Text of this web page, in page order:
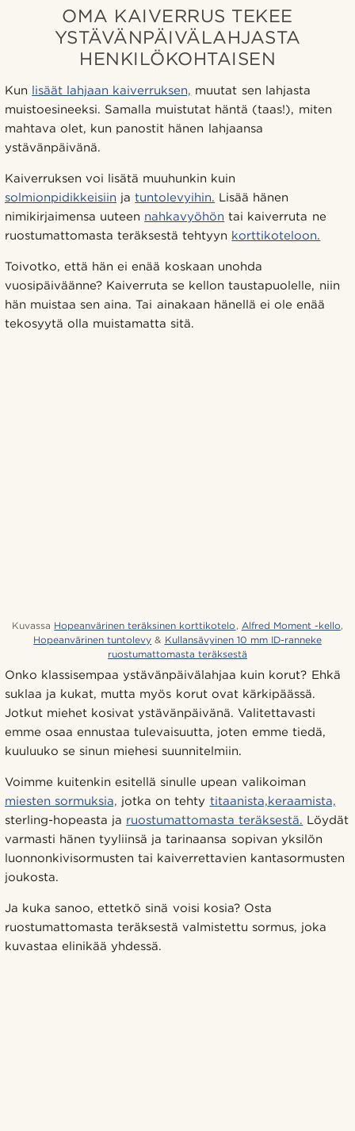
OMA KAIVERRUS TEKEE
YSTÄVÄNPÄIVÄLAHJASTA
HENKILÖKOHTAISEN
Kun lisäät lahjaan kaiverruksen, muutat sen lahjasta
muistoesineeksi. Samalla muistutat häntä (taas!), miten
mahtava olet, kun panostit hänen lahjaansa
ystävänpäivänä.
Kaiverruksen voi lisätä muuhunkin kuin
solmionpidikkeisiin jatuntolevyihin. Lisää hänen
nimikirjaimensa uuteen nahkavyöhön tai kaiverruta ne
ruostumattomasta teräksestä tehtyyn korttikoteloon.
Toivotko, että hän ei enää koskaan unohda
vuosipäiväänne? Kaiverruta se kellon taustapuolelle, niin
hän muistaa sen aina. Tai ainakaan hänellä ei ole enää
tekosyytä olla muistamatta sitä.
Kuvassa Hopeanvärinen teräksinen korttikotelo , Alfred Moment -kello,
Hopeanvärinen tuntolevy & Kullansävyinen 10 mm ID-ranneke
ruostumattomasta teräksestä
Onko klassisempaa ystävänpäivälahjaa kuin korut? Ehkä
suklaa ja kukat, mutta myös korut ovat kärkipäässä.
Jotkut miehet kosivat ystävänpäivänä. Valitettavasti
emme osaa ennustaa tulevaisuutta, joten emme tiedä,
kuuluuko se sinun miehesi suunnitelmiin.
Voimme kuitenkin esitellä sinulle upean valikoiman
miesten sormuksia, jotka on tehty titaanista,keraamista,
sterling-hopeasta ja ruostumattomasta teräksestä. Löydät
varmasti hänen tyyliinsä ja tarinaansa sopivan yksilön
luonnonkivisormusten tai kaiverrettavien kantasormusten
joukosta.
Ja kuka sanoo, ettetkö sinä voisi kosia? Osta
ruostumattomasta teräksestä valmistettu sormus, joka
kuvastaa elinikää yhdessä.